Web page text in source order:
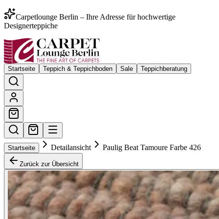
Carpetlounge Berlin – Ihre Adresse für hochwertige
Designerteppiche
Startseite Teppich & Teppichboden Sale Teppichberatung
Startseite Detailansicht Paulig Beat Tamoure Farbe 426
Zurück zur Übersicht